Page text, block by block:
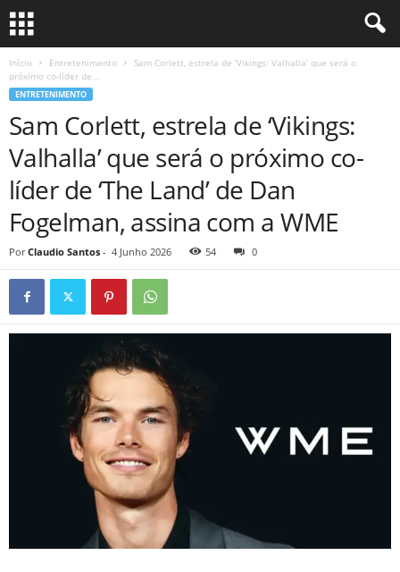
Início Entretenimento
Sam Corlett, estrela de ‘Vikings: Valhalla’ que será o
próximo co-líder de...
ENTRETENIMENTO
Sam Corlett, estrela de ‘Vikings:
Valhalla’ que será o próximo co-
líder de ‘The Land’ de Dan
Fogelman, assina com a WME
Por Claudio Santos - 4 Junho 2026 54 0